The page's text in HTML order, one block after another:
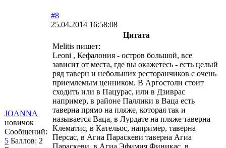
JOANNA
новичок
Сообщений:
5 Баллов: 2
#8
25.04.2014 16:58:08
Цитата
Melitis пишет:
Leoni , Кефалония - остров большой, все
зависит от места, где вы окажетесь - есть целый
ряд таверн и небольших ресторанчиков с очень
приемлемым ценником. В Аргостоли стоит
сходить или в Пацурас, или в Дзиврас
например, в районе Паллики в Ваца есть
таверна прямо на пляже, которая так и
называется Ваца, в Лурдате на пляже таверна
Клематис, в Кательос, например, таверна
Персас, в Агиа Параскеви таверна Агиа
Параскеви, в Агиа Эфимия Финикас, в